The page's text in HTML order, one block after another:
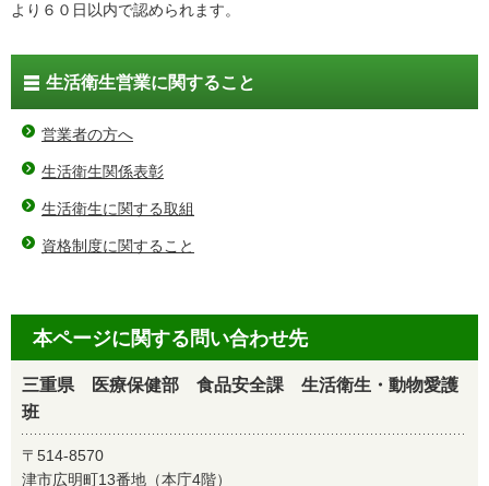
より６０日以内で認められます。
生活衛生営業に関すること
営業者の方へ
生活衛生関係表彰
生活衛生に関する取組
資格制度に関すること
本ページに関する問い合わせ先
三重県 医療保健部 食品安全課 生活衛生・動物愛護
班
〒514-8570
津市広明町13番地（本庁4階）